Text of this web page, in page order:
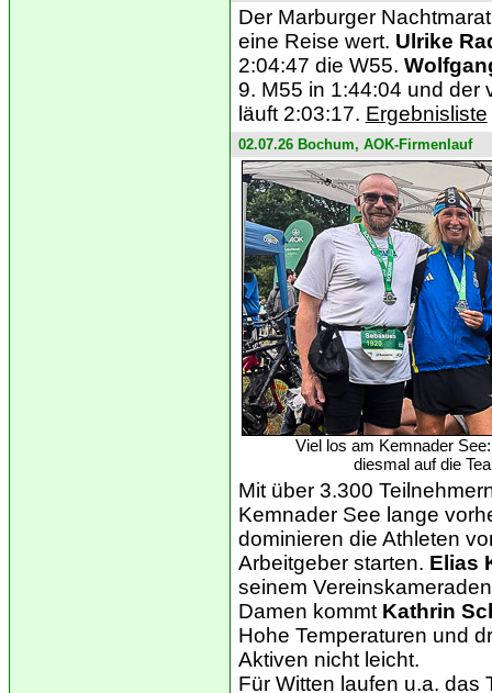
Der Marburger
eine Reise wert. Ulrike
2:04:47 die W55.
9. M55 in 1:44:04 und der
läuft 2:03:17. Ergebnisliste
02.07.26 Bochum, AOK-Firmenlauf
Viel los am Kemnader
diesmal auf die
Mit über 3.300
Kemnader See lange
dominieren die Athleten
Arbeitgeber starten. Elias
seinem
Damen kommt Kathrin
Hohe Temperaturen und
Aktiven nicht leicht.
Für Witten laufen u.a. das